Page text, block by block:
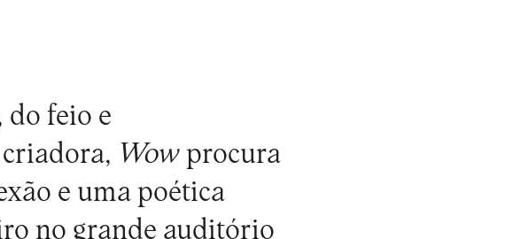
do feio e
Wow procura
e uma poética
no grande auditório